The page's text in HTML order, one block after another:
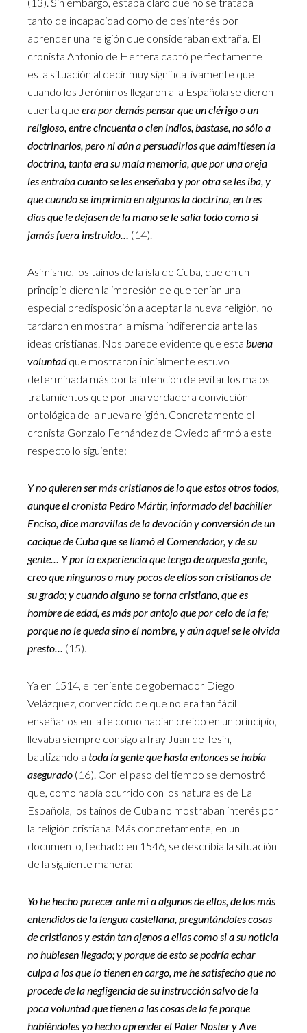
tanto de incapacidad como de desinterés por
aprender una religión que consideraban extraña. El
cronista Antonio de Herrera captó perfectamente
esta situación al decir muy significativamente que
cuando los Jerónimos llegaron a la Española se dieron
cuenta que era por demás pensar que un clérigo o un
religioso, entre cincuenta o cien indios, bastase, no sólo a
doctrinarlos, pero ni aún a persuadirlos que admitiesen la
doctrina, tanta era su mala memoria, que por una oreja
les entraba cuanto se les enseñaba y por otra se les iba, y
que cuando se imprimía en algunos la doctrina, en tres
días que le dejasen de la mano se le salía todo como si
jamás fuera instruido… (14).
Asimismo, los taínos de la isla de Cuba, que en un
principio dieron la impresión de que tenían una
especial predisposición a aceptar la nueva religión, no
tardaron en mostrar la misma indiferencia ante las
ideas cristianas. Nos parece evidente que esta buena
voluntadque mostraron inicialmente estuvo
determinada más por la intención de evitar los malos
tratamientos que por una verdadera convicción
ontológica de la nueva religión. Concretamente el
cronista Gonzalo Fernández de Oviedo afirmó a este
respecto lo siguiente:
Y no quieren ser más cristianos de lo que estos otros todos,
aunque el cronista Pedro Mártir, informado del bachiller
Enciso, dice maravillas de la devoción y conversión de un
cacique de Cuba que se llamó el Comendador, y de su
gente… Y por la experiencia que tengo de aquesta gente,
creo que ningunos o muy pocos de ellos son cristianos de
su grado; y cuando alguno se torna cristiano, que es
hombre de edad, es más por antojo que por celo de la fe;
porque no le queda sino el nombre, y aún aquel se le olvida
presto… (15).
Ya en 1514, el teniente de gobernador Diego
Velázquez, convencido de que no era tan fácil
enseñarlos en la fe como habían creído en un principio,
llevaba siempre consigo a fray Juan de Tesín,
bautizando a toda la gente que hasta entonces se había
asegurado (16). Con el paso del tiempo se demostró
que, como había ocurrido con los naturales de La
Española, los taínos de Cuba no mostraban interés por
la religión cristiana. Más concretamente, en un
documento, fechado en 1546, se describía la situación
de la siguiente manera:
Yo he hecho parecer ante mí a algunos de ellos, de los más
entendidos de la lengua castellana, preguntándoles cosas
de cristianos y están tan ajenos a ellas como si a su noticia
no hubiesen llegado; y porque de esto se podría echar
culpa a los que lo tienen en cargo, me he satisfecho que no
procede de la negligencia de su instrucción salvo de la
poca voluntad que tienen a las cosas de la fe porque
habiéndoles yo hecho aprender el Pater Noster y Ave